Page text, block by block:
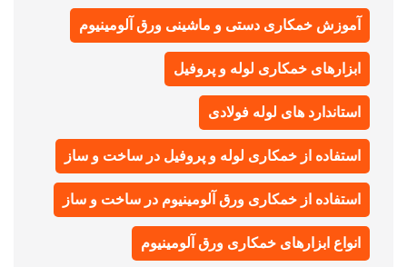
آموزش خمکاری دستی و ماشینی ورق آلومینیوم
ابزارهای خمکاری لوله و پروفیل
استاندارد های لوله فولادی
استفاده از خمکاری لوله و پروفیل در ساخت و ساز
استفاده از خمکاری ورق آلومینیوم در ساخت و ساز
انواع ابزارهای خمکاری ورق آلومینیوم